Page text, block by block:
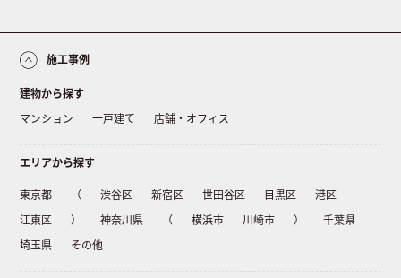
施工事例
建物から探す
マンション
一戸建て 店舗・オフィス
エリアから探す
東京都 （ 渋谷区 新宿区 世田谷区 目黒区
港区
江東区
） 神奈川県 （ 横浜市 川崎市 ）
千葉県
埼玉県
その他